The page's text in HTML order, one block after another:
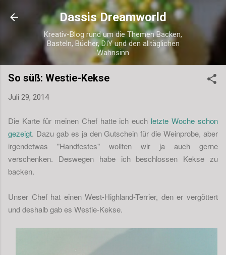
Direkt zum Hauptbereich
Dassis Dreamworld
Kreativ-Blog rund um die Themen Backen,
Basteln, Bücher, DIY und den alltäglichen
Wahnsinn
So süß: Westie-Kekse
Juli 29, 2014
Die Karte für meinen Chef hatte ich euch letzte Woche schon
gezeigt. Dazu gab es ja den Gutschein für die Weinprobe, aber
irgendetwas "Handfestes" wollten wir ja auch gerne
verschenken. Deswegen habe ich beschlossen Kekse zu
backen.
Unser Chef hat einen West-Highland-Terrier, den er vergöttert
und deshalb gab es Westie-Kekse.